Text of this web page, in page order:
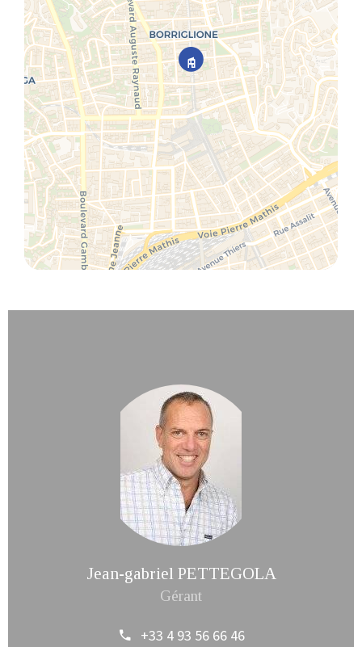
Jean-gabriel PETTEGOLA
Gérant
+33 4 93 56 66 46